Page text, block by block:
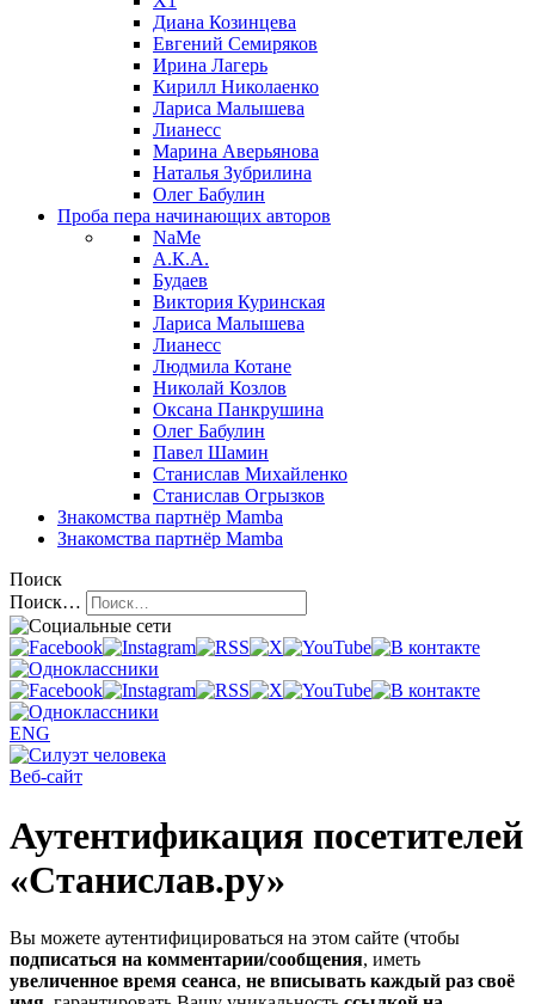
Диана Козинцева
Евгений Семиряков
Ирина Лагерь
Кирилл Николаенко
Лариса Малышева
Лианесс
Марина Аверьянова
Наталья Зубрилина
Олег Бабулин
Проба пера начинающих авторов
NaMe
А.К.А.
Будаев
Виктория Куринская
Лариса Малышева
Лианесс
Людмила Котане
Николай Козлов
Оксана Панкрушина
Олег Бабулин
Павел Шамин
Станислав Михайленко
Станислав Огрызков
Знакомства партнёр Mamba
Знакомства партнёр Mamba
Поиск
Поиск…
ENG
Веб-сайт
Аутентификация посетителей
«Станислав.ру»
Вы можете аутентифицироваться на этом сайте (чтобы
подписаться на комментарии/сообщения, иметь
увеличенное время сеанса, не вписывать каждый раз своё